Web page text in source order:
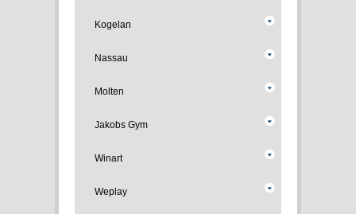
Kogelan
Nassau
Molten
Jakobs Gym
Winart
Weplay